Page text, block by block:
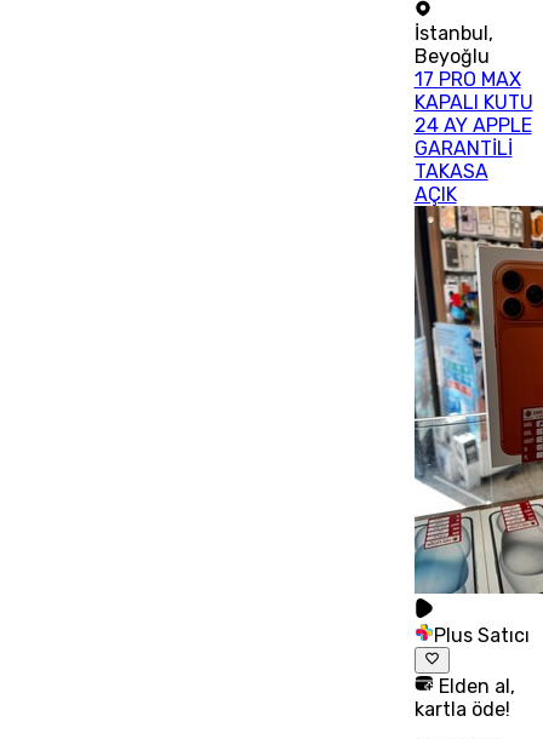
İstanbul,
Beyoğlu
17 PRO MAX
KAPALI KUTU
24 AY APPLE
GARANTİLİ
TAKASA
AÇIK
Plus Satıcı
Elden al,
kartla öde!